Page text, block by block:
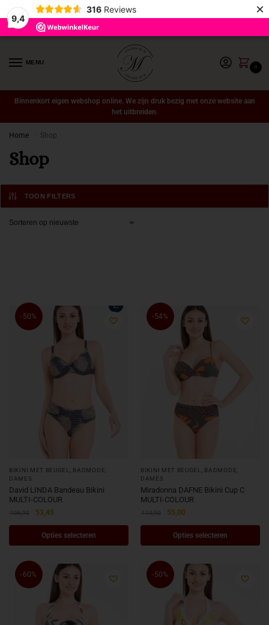
9,4
316 Reviews ×
MENU
0
Binnenkort eigen webshop online. We zijn druk bezig met onze website aan
het uitbreiden.
Home Shop
Shop
TOON FILTERS
-50%
BIKINI MET BEUGEL BADMODE
DAMES
David LINDA Bandeau Bikini
MULTI-COLOUR
106,90 53,45
Opties selecteren
-54%
BIKINI MET BEUGEL BADMODE
DAMES
Miradonna DAFNE Bikini Cup C
MULTI-COLOUR
119,90 55,00
Opties selecteren
-60% -50%